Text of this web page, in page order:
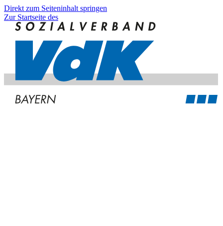
Direkt zum Seiteninhalt springen
Zur Startseite des